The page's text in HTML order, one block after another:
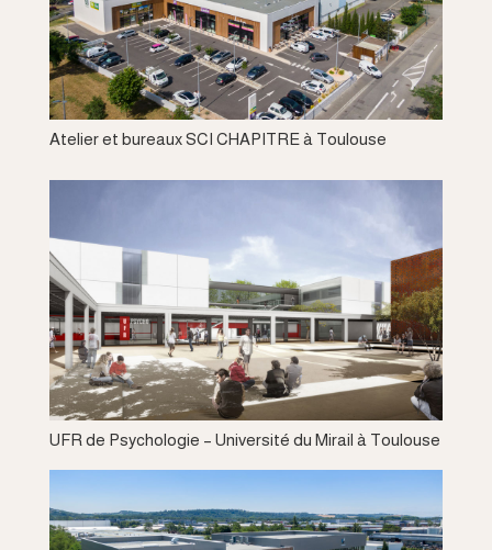
Atelier et bureaux SCI CHAPITRE à Toulouse
UFR de Psychologie – Université du Mirail à Toulouse